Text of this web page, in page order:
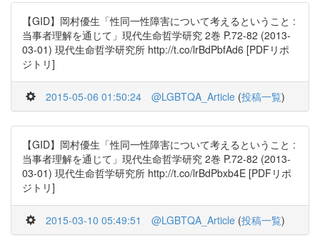
【GID】岡村優生「性同一性障害について考えるということ :
当事者理解を通じて」現代生命哲学研究 2巻 P.72-82 (2013-
03-01) 現代生命哲学研究所 http://t.co/lrBdPbfAd6 [PDFリポ
ジトリ]
2015-05-06 01:50:24 @LGBTQA_Article (投稿一覧)
【GID】岡村優生「性同一性障害について考えるということ :
当事者理解を通じて」現代生命哲学研究 2巻 P.72-82 (2013-
03-01) 現代生命哲学研究所 http://t.co/lrBdPbxb4E [PDFリポ
ジトリ]
2015-03-10 05:49:51 @LGBTQA_Article (投稿一覧)